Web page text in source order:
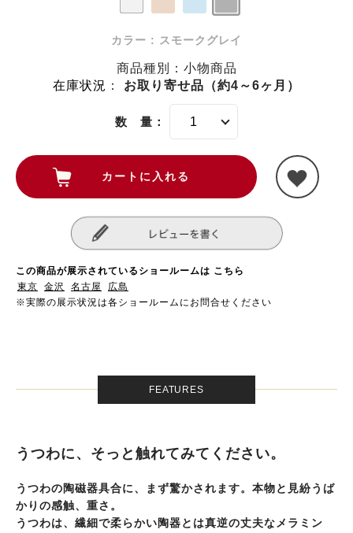
カラー : スモークグレイ
商品種別：小物商品
在庫状況 ： お取り寄せ品（約4～6ヶ月）
数 量：
この商品が展示されているショールームは こちら
東京
金沢 名古屋
広島
※実際の展示状況は各ショールームにお問合せください
FEATURES
うつわに、そっと触れてみてください。
うつわの陶磁器具合に、まず驚かされます。本物と見紛うば
かりの感触、重さ。
うつわは、繊細で柔らかい陶器とは真逆の丈夫なメラミン